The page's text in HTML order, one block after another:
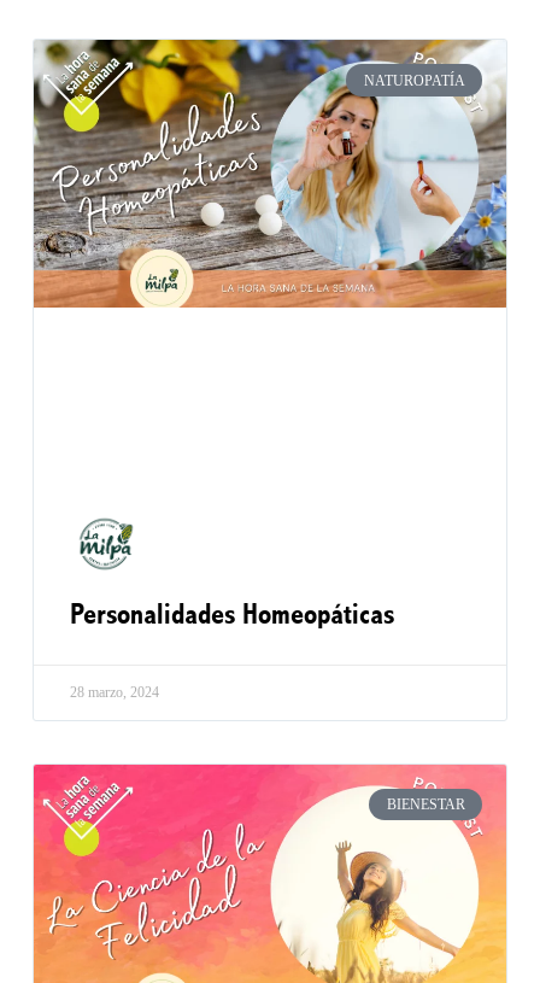
NATUROPATÍA
Personalidades Homeopáticas
28 marzo, 2024
BIENESTAR